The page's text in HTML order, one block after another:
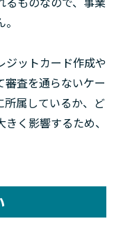
ジットカード作成や
審査を通らないケー
所属しているか、ど
く影響するため、